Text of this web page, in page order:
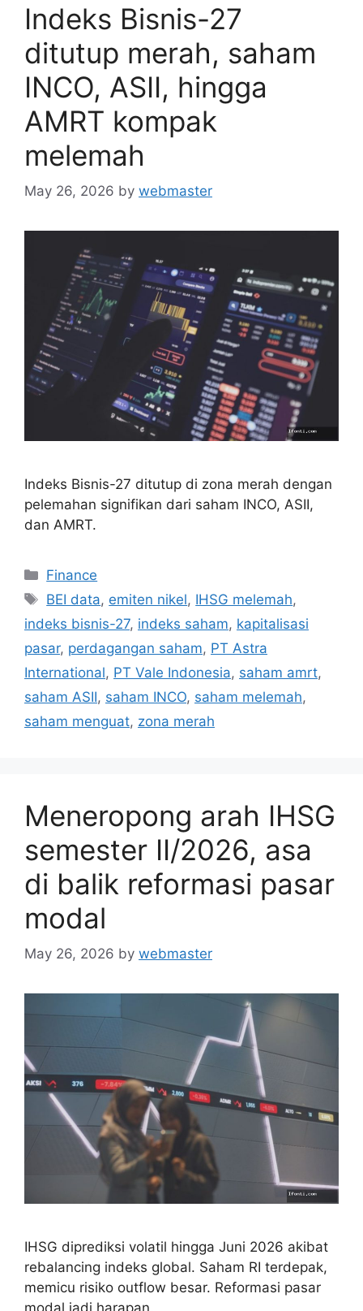
Indeks Bisnis-27
ditutup merah, saham
INCO, ASII, hingga
AMRT kompak
melemah
May 26, 2026 by webmaster
Indeks Bisnis-27 ditutup di zona merah dengan
pelemahan signifikan dari saham INCO, ASII,
dan AMRT.
Categories
Finance
Tags
BEI data, emiten nikel, IHSG melemah,
indeks bisnis-27, indeks saham, kapitalisasi
pasar, perdagangan saham, PT Astra
International, PT Vale Indonesia, saham amrt,
saham ASII, saham INCO, saham melemah,
saham menguat, zona merah
Meneropong arah IHSG
semester II/2026, asa
di balik reformasi pasar
modal
May 26, 2026 by webmaster
IHSG diprediksi volatil hingga Juni 2026 akibat
rebalancing indeks global. Saham RI terdepak,
memicu risiko outflow besar. Reformasi pasar